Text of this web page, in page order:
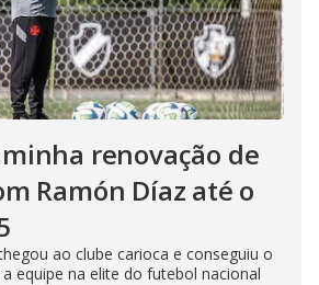
renovação de
Ramón Díaz até o
ao clube carioca e conseguiu o
equipe na elite do futebol nacional